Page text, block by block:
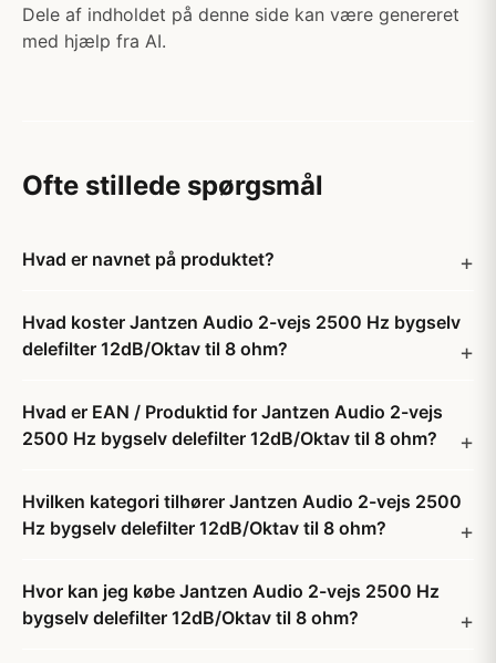
Dele af indholdet på denne side kan være genereret
med hjælp fra AI.
Ofte stillede spørgsmål
Hvad er navnet på produktet?
Hvad koster Jantzen Audio 2-vejs 2500 Hz bygselv
delefilter 12dB/Oktav til 8 ohm?
Hvad er EAN / Produktid for Jantzen Audio 2-vejs
2500 Hz bygselv delefilter 12dB/Oktav til 8 ohm?
Hvilken kategori tilhører Jantzen Audio 2-vejs 2500
Hz bygselv delefilter 12dB/Oktav til 8 ohm?
Hvor kan jeg købe Jantzen Audio 2-vejs 2500 Hz
bygselv delefilter 12dB/Oktav til 8 ohm?